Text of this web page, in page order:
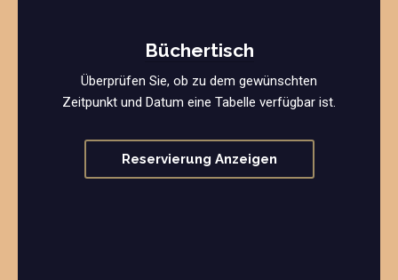
Büchertisch
Überprüfen Sie, ob zu dem gewünschten
Zeitpunkt und Datum eine Tabelle verfügbar ist.
Reservierung Anzeigen